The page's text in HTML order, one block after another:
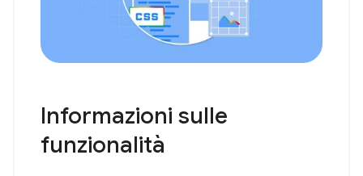
Informazioni sulle
funzionalità